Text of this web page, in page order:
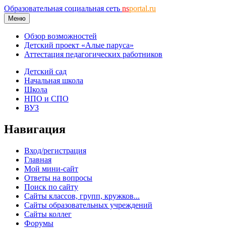
Образовательная социальная сеть nsportal.ru
Меню
Обзор возможностей
Детский проект «Алые паруса»
Аттестация педагогических работников
Детский сад
Начальная школа
Школа
НПО и СПО
ВУЗ
Навигация
Вход/регистрация
Главная
Мой мини-сайт
Ответы на вопросы
Поиск по сайту
Сайты классов, групп, кружков...
Сайты образовательных учреждений
Сайты коллег
Форумы